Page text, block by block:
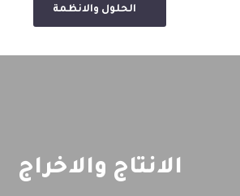
الحلول والانظمة
الانتاج والاخراج